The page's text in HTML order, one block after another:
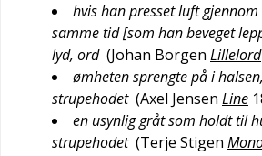
hvis han presset luft
samme tid [som han beveget
lyd, ord (Johan Borgen Lillelord
ømheten sprengte på i
strupehodet (Axel Jensen Line
en usynlig gråt som holdt til
strupehodet (Terje Stigen